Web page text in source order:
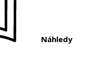
Náhledy